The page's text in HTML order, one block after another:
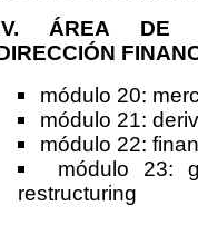
ÁREA DE
módulo 20:
módulo 21:
módulo 22:
módulo 23:
restructuring